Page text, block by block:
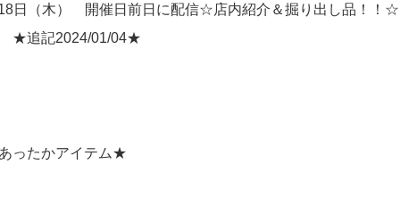
日（木） 開催日前日に配信☆店内紹介＆掘り出し品！！☆
★追記2024/01/04★
ったかアイテム★